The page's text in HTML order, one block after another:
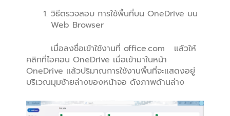
วิธีตรวจสอบ การใช้พื้นที่บน OneDrive บน
Web Browser
เมื่อลงชื่อเข้าใช้งานที่ office.com แล้วให้
คลิกที่ไอคอน OneDrive เมื่อเข้ามาในหน้า
OneDrive แล้วปริมาณการใช้งานพื้นที่จะแสดงอยู่
บริเวณมุมซ้ายล่างของหน้าจอ ดังภาพด้านล่าง